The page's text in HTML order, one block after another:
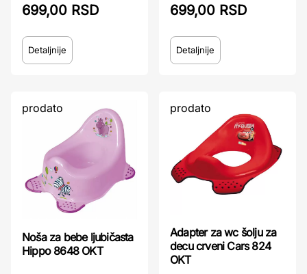
699,00 RSD
Detaljnije
699,00 RSD
Detaljnije
prodato
Noša za bebe ljubičasta
Hippo 8648 OKT
prodato
Adapter za wc šolju za
decu crveni Cars 824
OKT